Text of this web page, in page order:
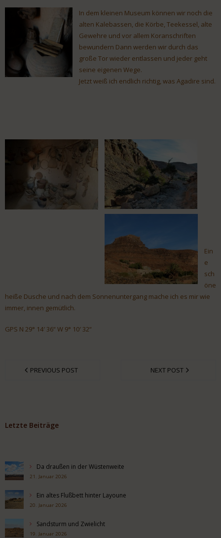
In dem kleinen Museum können wir noch die
alten Kalebassen, die Körbe, Teekessel, alte
Gewehre und vor allem Koranschriften
bewundern Dann werden wir durch das
große Tor wieder entlassen und jeder geht
seine eigenen Wege.
Jetzt weiß ich endlich richtig, was Agadire sind.
Ein
e
sch
öne
heiße Dusche und nach dem Sonnenuntergang mache ich es mir wie
immer, innen gemütlich.
GPS N 29° 14′ 36“ W 9° 10′ 32“
PREVIOUS POST NEXT POST
Letzte Beiträge
Da draußen in der Wüstenweite
21. Januar 2026
Ein altes Flußbett hinter Layoune
20. Januar 2026
Sandsturm und Zwielicht
19. Januar 2026